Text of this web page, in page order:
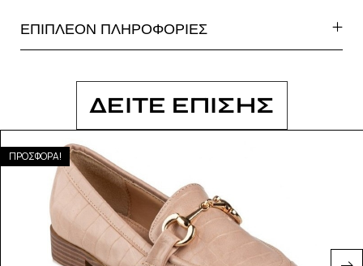
ΕΠΙΠΛΕΟΝ ΠΛΗΡΟΦΟΡΙΕΣ
ΔΕΙΤΕ ΕΠΙΣΗΣ
ΠΡΟΣΦΟΡΑ!